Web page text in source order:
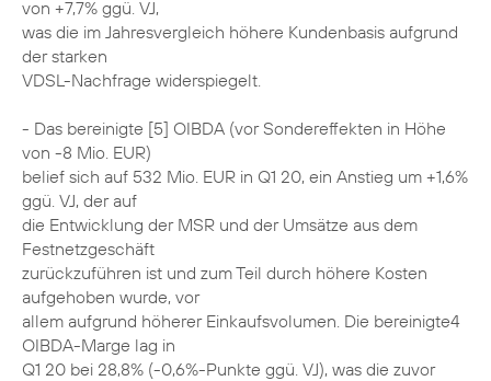
von +7,7% ggü. VJ,
was die im Jahresvergleich höhere Kundenbasis aufgrund
der starken
VDSL-Nachfrage widerspiegelt.
- Das bereinigte [5] OIBDA (vor Sondereffekten in Höhe
von -8 Mio. EUR)
belief sich auf 532 Mio. EUR in Q1 20, ein Anstieg um +1,6%
ggü. VJ, der auf
die Entwicklung der MSR und der Umsätze aus dem
Festnetzgeschäft
zurückzuführen ist und zum Teil durch höhere Kosten
aufgehoben wurde, vor
allem aufgrund höherer Einkaufsvolumen. Die bereinigte4
OIBDA-Marge lag in
Q1 20 bei 28,8% (-0,6%-Punkte ggü. VJ), was die zuvor